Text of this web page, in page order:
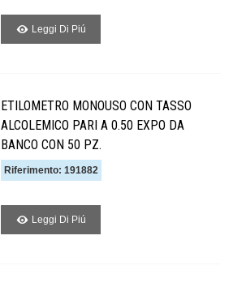
Leggi Di Piú
ETILOMETRO MONOUSO CON TASSO
ALCOLEMICO PARI A 0.50 EXPO DA
BANCO CON 50 PZ.
Riferimento: 191882
Leggi Di Piú